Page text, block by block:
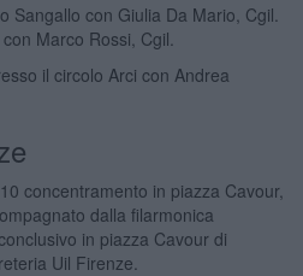
Sangallo con Giulia Da Mario, Cgil.
Marco Rossi, Cgil.
il circolo Arci con Andrea
concentramento in piazza Cavour,
dalla filarmonica
in piazza Cavour di
Uil Firenze.